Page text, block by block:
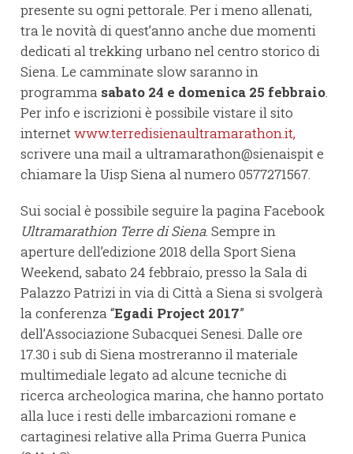
presente su ogni pettorale. Per i meno allenati,
tra le novità di quest’anno anche due momenti
dedicati al trekking urbano nel centro storico di
Siena. Le camminate slow saranno in
programma sabato 24 e domenica 25 febbraio.
Per info e iscrizioni è possibile vistare il sito
internetwww.terredisienaultramarathon.it,
scrivere una mail a ultramarathon@sienaispit e
chiamare la Uisp Siena al numero 0577271567.
Sui social è possibile seguire la pagina Facebook
Ultramarathion Terre di Siena. Sempre in
aperture dell’edizione 2018 della Sport Siena
Weekend, sabato 24 febbraio, presso la Sala di
Palazzo Patrizi in via di Città a Siena si svolgerà
la conferenza “Egadi Project 2017”
dell’Associazione Subacquei Senesi. Dalle ore
17.30 i sub di Siena mostreranno il materiale
multimediale legato ad alcune tecniche di
ricerca archeologica marina, che hanno portato
alla luce i resti delle imbarcazioni romane e
cartaginesi relative alla Prima Guerra Punica